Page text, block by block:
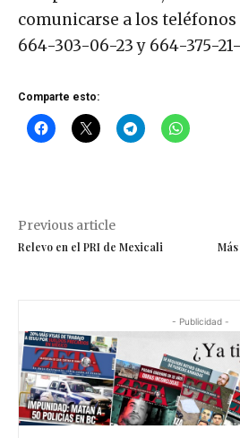
comunicarse a los teléfonos
664-303-06-23 y 664-375-21-
Previous article